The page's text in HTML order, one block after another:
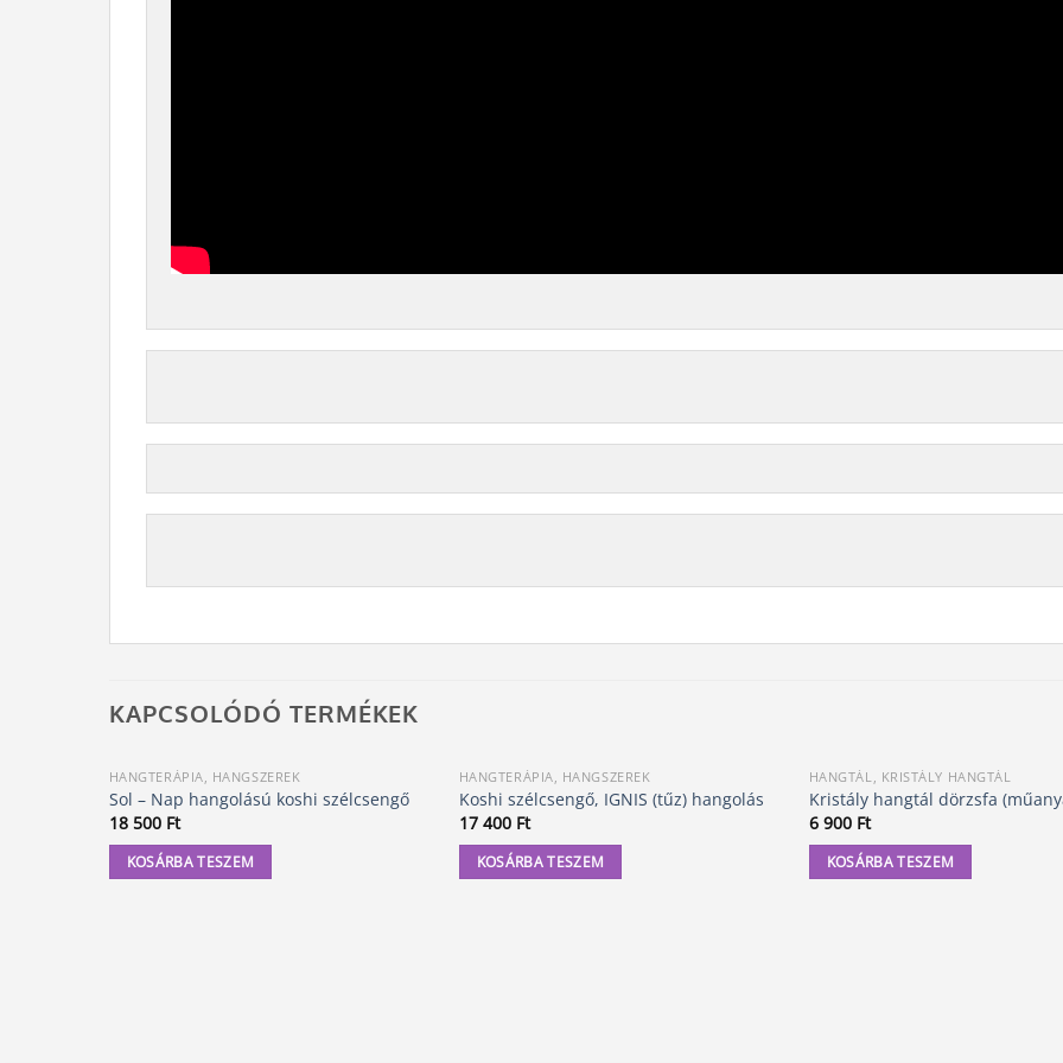
KAPCSOLÓDÓ TERMÉKEK
HANGTERÁPIA, HANGSZEREK
Sol – Nap hangolású koshi szélcsengő
18 500 Ft
KOSÁRBA TESZEM
HANGTERÁPIA, HANGSZEREK
Koshi szélcsengő, IGNIS (tűz) hangolás
17 400 Ft
KOSÁRBA TESZEM
HANGTÁL, KRISTÁLY HANGTÁL
Kristály hangtál dörzsfa
6 900 Ft
KOSÁRBA TESZEM